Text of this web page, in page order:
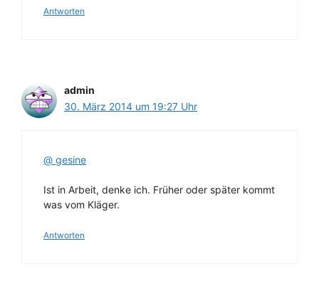
Antworten
admin
30. März 2014 um 19:27 Uhr
@ gesine
Ist in Arbeit, denke ich. Früher oder später kommt
was vom Kläger.
Antworten